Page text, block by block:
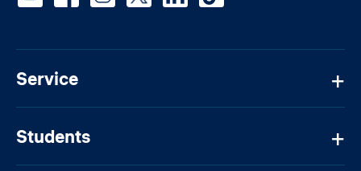
Service
Students